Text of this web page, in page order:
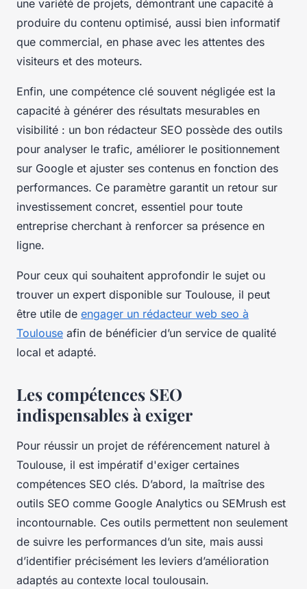
une variété de projets, démontrant une capacité à
produire du contenu optimisé, aussi bien informatif
que commercial, en phase avec les attentes des
visiteurs et des moteurs.
Enfin, une compétence clé souvent négligée est la
capacité à générer des résultats mesurables en
visibilité : un bon rédacteur SEO possède des outils
pour analyser le trafic, améliorer le positionnement
sur Google et ajuster ses contenus en fonction des
performances. Ce paramètre garantit un retour sur
investissement concret, essentiel pour toute
entreprise cherchant à renforcer sa présence en
ligne.
Pour ceux qui souhaitent approfondir le sujet ou
trouver un expert disponible sur Toulouse, il peut
être utile de engager un rédacteur web seo à
Toulouse afin de bénéficier d’un service de qualité
local et adapté.
Les compétences SEO
indispensables à exiger
Pour réussir un projet de référencement naturel à
Toulouse, il est impératif d'exiger certaines
compétences SEO clés. D’abord, la maîtrise des
outils SEO comme Google Analytics ou SEMrush est
incontournable. Ces outils permettent non seulement
de suivre les performances d’un site, mais aussi
d’identifier précisément les leviers d’amélioration
adaptés au contexte local toulousain.